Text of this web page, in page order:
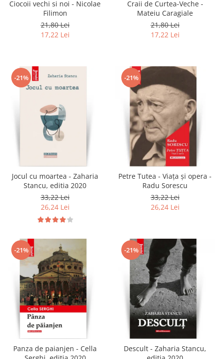
Ciocoii vechi si noi - Nicolae
Filimon
21,80 Lei
17,22 Lei
Craii de Curtea-Veche -
Mateiu Caragiale
21,80 Lei
17,22 Lei
-21%
Jocul cu moartea - Zaharia
Stancu, editia 2020
33,22 Lei
26,24 Lei
-21%
Petre Tutea - Viaţa şi opera -
Radu Sorescu
33,22 Lei
26,24 Lei
-21%
Panza de paianjen - Cella
-21%
Descult - Zaharia Stancu,